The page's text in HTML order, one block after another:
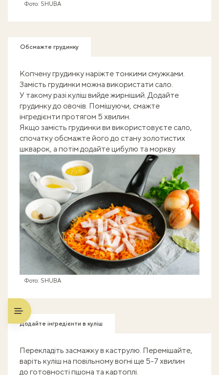
Фото: SHUBA
Обсмажте грудинку
Копчену грудинку наріжте тонкими смужками.
Замість грудинки можна використати сало.
У такому разі куліш вийде жирніший. Додайте
грудинку до овочів. Помішуючи, смажте
інгредієнти протягом 5 хвилин.
Якщо замість грудинки ви використовуєте сало,
спочатку обсмажте його до стану золотистих
шкварок, а потім додайте цибулю та моркву.
Фото: SHUBA
Додайте інгредієнти в куліш
Перекладіть засмажку в каструлю. Перемішайте,
варіть куліш на повільному вогні ще 5-7 хвилин
до готовності пшона та картоплі.